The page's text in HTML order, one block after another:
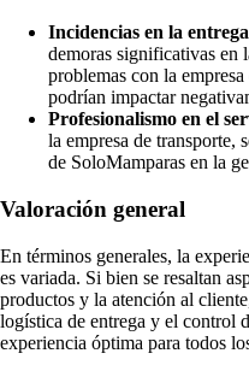
Incidencias en la
demoras significativas en
problemas con la
podrían impactar
Profesionalismo en el
la empresa de transporte,
de SoloMamparas en la
Valoración general
En términos generales, la
es variada. Si bien se resaltan
productos y la atención al
logística de entrega y el control
experiencia óptima para todos